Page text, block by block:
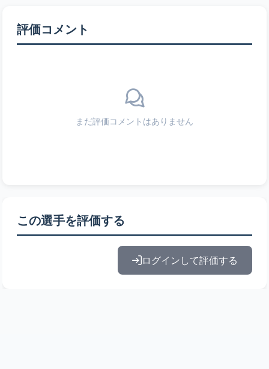
評価コメント
まだ評価コメントはありません
この選手を評価する
ログインして評価する